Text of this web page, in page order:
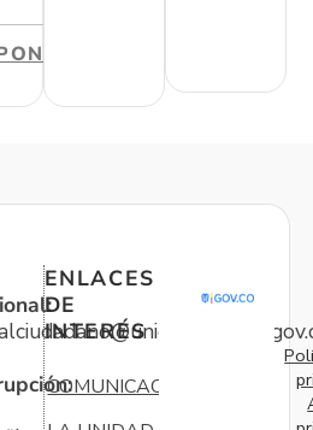
ENLACES
DE
INTERÉS
COMUNICACIONES